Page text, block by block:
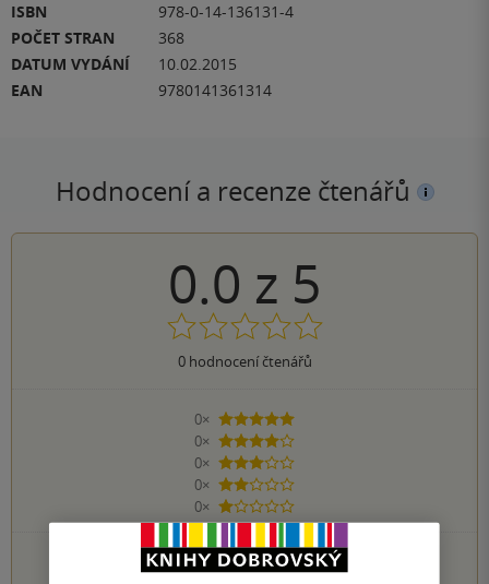
ISBN
978-0-14-136131-4
POČET STRAN
368
DATUM VYDÁNÍ
10.02.2015
EAN
9780141361314
Hodnocení a recenze čtenářů
0.0 z 5
0hodnocení čtenářů
0×
5 hvězdiček
0×
4 hvězdičky
0×
3 hvězdičky
0×
2 hvězdičky
0×
1 hvezdička
PŘIDEJTE SVÉ HODNOCENÍ KNIHY